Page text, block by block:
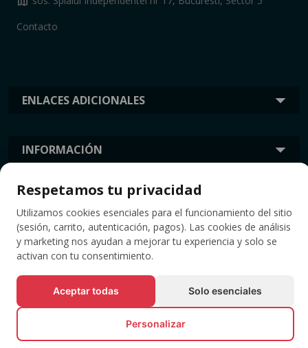
ENLACES ADICIONALES
INFORMACIÓN
Contacto
ETIQUETAS
© Todos los derechos reservados EVENTBOOK SRL.
Respetamos tu privacidad
Utilizamos cookies esenciales para el funcionamiento del sitio
(sesión, carrito, autenticación, pagos). Las cookies de análisis
y marketing nos ayudan a mejorar tu experiencia y solo se
activan con tu consentimiento.
Aceptar todas Solo esenciales
Personalizar